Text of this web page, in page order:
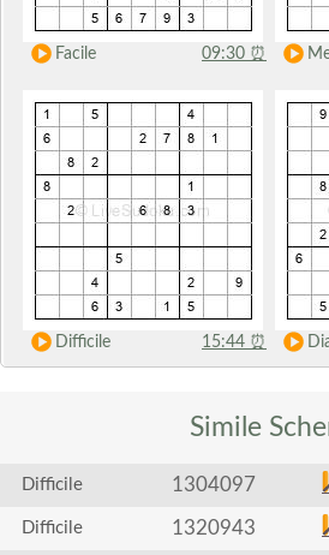
Facile 09:30 ⏰
Difficile 15:44 ⏰
Simile
Difficile 1304097
Difficile 1320943